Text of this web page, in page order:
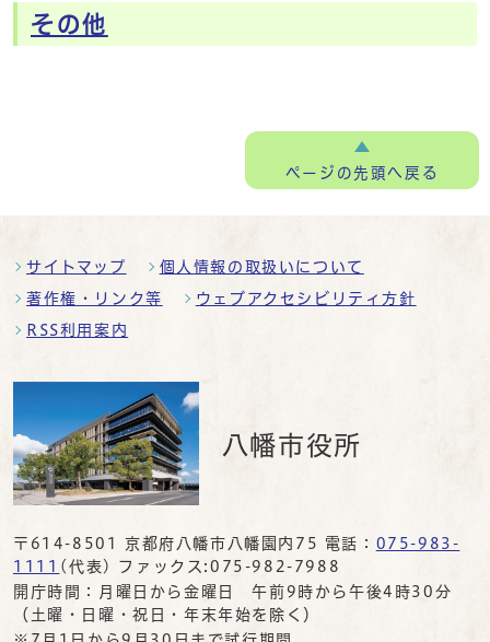
その他
ページの先頭へ戻る
サイトマップ 個人情報の取扱いについて
著作権・リンク等 ウェブアクセシビリティ方針
RSS利用案内
八幡市役所
〒614-8501 京都府八幡市八幡園内75 電話： 075-983-
1111 (代表) ファックス:075-982-7988
開庁時間：月曜日から金曜日 午前9時から午後4時30分
（土曜・日曜・祝日・年末年始を除く）